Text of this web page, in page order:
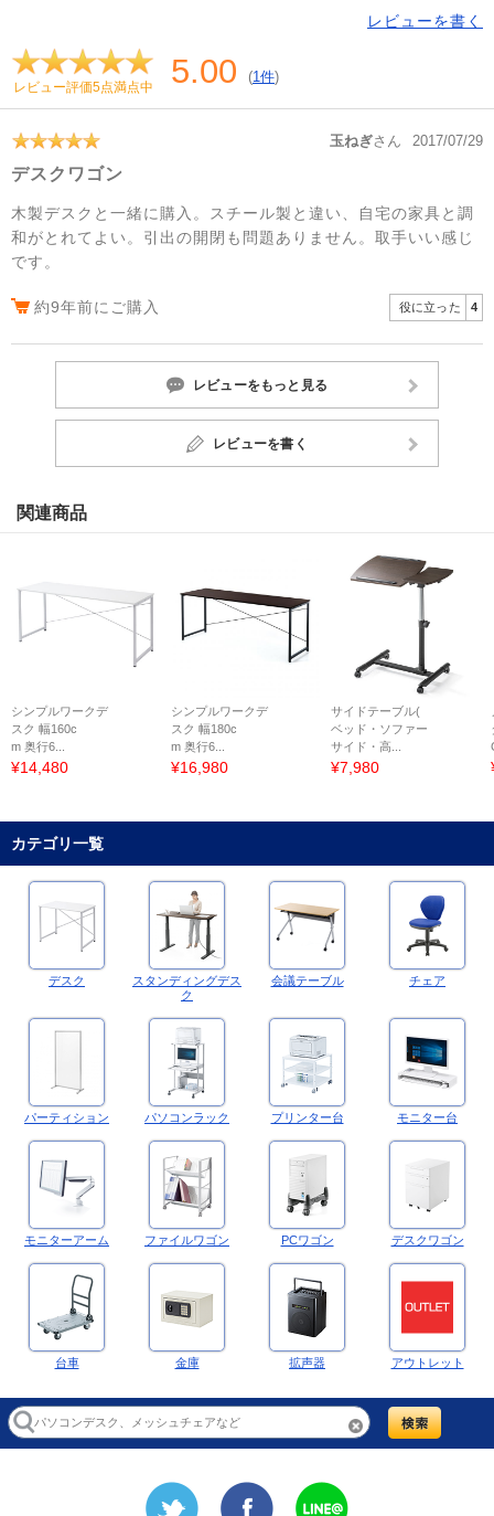
レビューを書く
レビュー評価5点満点中 5.00 (1件)
玉ねぎさん 2017/07/29
デスクワゴン
木製デスクと一緒に購入。スチール製と違い、自宅の家具と調
和がとれてよい。引出の開閉も問題ありません。取手いい感じ
です。
約9年前にご購入 役に立った 4
レビューをもっと見る
レビューを書く
関連商品
シンプルワークデ
スク 幅160c
m 奥行6...
¥14,480
シンプルワークデ
スク 幅180c
m 奥行6...
¥16,980
サイドテーブル(
ベッド・ソファー
サイド・高...
¥7,980
カテゴリ一覧
デスク
スタンディングデス
ク
会議テーブル チェア
パーティション パソコンラック プリンター台 モニター台
モニターアーム ファイルワゴン PCワゴン デスクワゴン
台車 金庫 拡声器 アウトレット